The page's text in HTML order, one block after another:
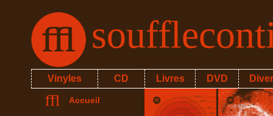
Vinyles CD Livres DVD
Accueil